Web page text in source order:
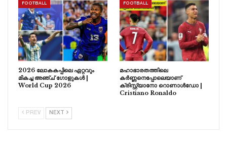
FOOTBALL
2026 ലോകകപ്പിലെ ഏറ്റവും
മികച്ച അഞ്ച് ഗോളുകൾ |
World Cup 2026
FOOTBALL
മഹാഭാരതത്തിലെ
കർണ്ണനെപ്പോലെയാണ്
ക്രിസ്റ്റ്യാനോ റൊണാൾഡോ |
Cristiano Ronaldo
PREV NEXT